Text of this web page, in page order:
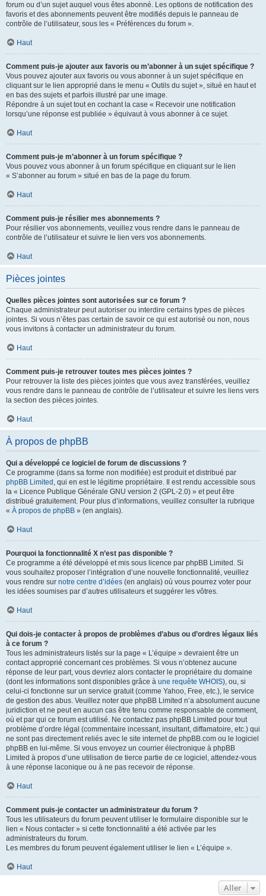
forum ou d’un sujet auquel vous êtes abonné. Les options de notification des
favoris et des abonnements peuvent être modifiés depuis le panneau de
contrôle de l’utilisateur, sous les « Préférences du forum ».
Haut
Comment puis-je ajouter aux favoris ou m’abonner à un sujet spécifique ?
Vous pouvez ajouter aux favoris ou vous abonner à un sujet spécifique en
cliquant sur le lien approprié dans le menu « Outils du sujet », situé en haut et
en bas des sujets et parfois illustré par une image.
Répondre à un sujet tout en cochant la case « Recevoir une notification
lorsqu’une réponse est publiée » équivaut à vous abonner à ce sujet.
Haut
Comment puis-je m’abonner à un forum spécifique ?
Vous pouvez vous abonner à un forum spécifique en cliquant sur le lien
« S’abonner au forum » situé en bas de la page du forum.
Haut
Comment puis-je résilier mes abonnements ?
Pour résilier vos abonnements, veuillez vous rendre dans le panneau de
contrôle de l’utilisateur et suivre le lien vers vos abonnements.
Haut
Pièces jointes
Quelles pièces jointes sont autorisées sur ce forum ?
Chaque administrateur peut autoriser ou interdire certains types de pièces
jointes. Si vous n’êtes pas certain de savoir ce qui est autorisé ou non, nous
vous invitons à contacter un administrateur du forum.
Haut
Comment puis-je retrouver toutes mes pièces jointes ?
Pour retrouver la liste des pièces jointes que vous avez transférées, veuillez
vous rendre dans le panneau de contrôle de l’utilisateur et suivre les liens vers
la section des pièces jointes.
Haut
À propos de phpBB
Qui a développé ce logiciel de forum de discussions ?
Ce programme (dans sa forme non modifiée) est produit et distribué par
phpBB Limited , qui en est le légitime propriétaire. Il est rendu accessible sous
la « Licence Publique Générale GNU version 2 (GPL-2.0) » et peut être
distribué gratuitement. Pour plus d’informations, veuillez consulter la rubrique
« À propos de phpBB » (en anglais).
Haut
Pourquoi la fonctionnalité X n’est pas disponible ?
Ce programme a été développé et mis sous licence par phpBB Limited. Si
vous souhaitez proposer l’intégration d’une nouvelle fonctionnalité, veuillez
vous rendre sur notre centre d’idées (en anglais) où vous pourrez voter pour
les idées soumises par d’autres utilisateurs et suggérer les vôtres.
Haut
Qui dois-je contacter à propos de problèmes d’abus ou d’ordres légaux liés
à ce forum ?
Tous les administrateurs listés sur la page « L’équipe » devraient être un
contact approprié concernant ces problèmes. Si vous n’obtenez aucune
réponse de leur part, vous devriez alors contacter le propriétaire du domaine
(dont les informations sont disponibles grâce à une requête WHOIS), ou, si
celui-ci fonctionne sur un service gratuit (comme Yahoo, Free, etc.), le service
de gestion des abus. Veuillez noter que phpBB Limited n’a absolument aucune
juridiction et ne peut en aucun cas être tenu comme responsable de comment,
où et par qui ce forum est utilisé. Ne contactez pas phpBB Limited pour tout
problème d’ordre légal (commentaire incessant, insultant, diffamatoire, etc.) qui
ne sont pas directement reliés avec le site internet de phpBB.com ou le logiciel
phpBB en lui-même. Si vous envoyez un courrier électronique à phpBB
Limited à propos d’une utilisation de tierce partie de ce logiciel, attendez-vous
à une réponse laconique ou à ne pas recevoir de réponse.
Haut
Comment puis-je contacter un administrateur du forum ?
Tous les utilisateurs du forum peuvent utiliser le formulaire disponible sur le
lien « Nous contacter » si cette fonctionnalité a été activée par les
administrateurs du forum.
Les membres du forum peuvent également utiliser le lien « L’équipe ».
Haut
Aller